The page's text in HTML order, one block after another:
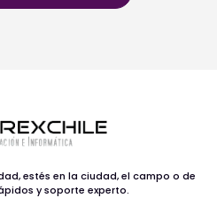
estés en la ciudad, el campo o de
y soporte experto.